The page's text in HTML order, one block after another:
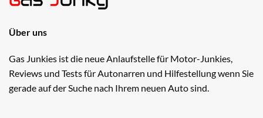
Über uns
Gas Junkies ist die neue Anlaufstelle für Motor-Junkies,
Reviews und Tests für Autonarren und Hilfestellung wenn Sie
gerade auf der Suche nach Ihrem neuen Auto sind.